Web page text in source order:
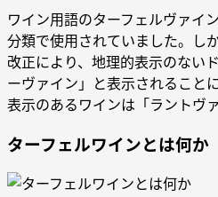
ワイン用語のターフェルヴァイ
分類で使用されていました。し
改正により、地理的表示のない
ーヴァイン」と表示されること
表示のあるワインは「ラントヴ
ターフェルワインとは何か